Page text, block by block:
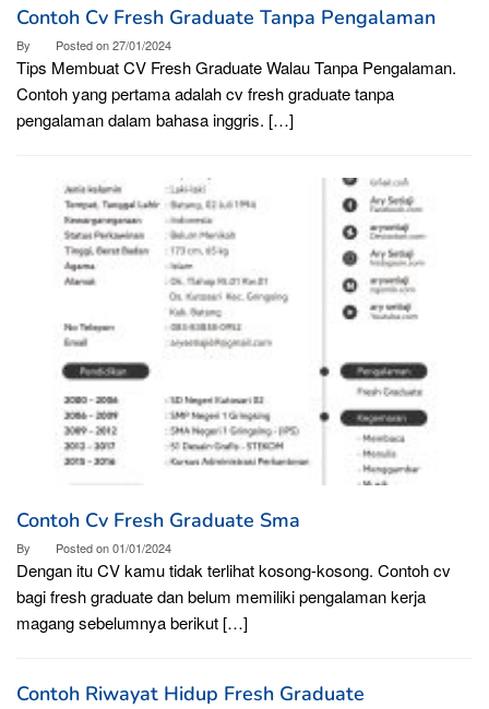
Contoh Cv Fresh Graduate Tanpa Pengalaman
By Posted on27/01/2024
Tips Membuat CV Fresh Graduate Walau Tanpa Pengalaman.
Contoh yang pertama adalah cv fresh graduate tanpa
pengalaman dalam bahasa inggris. […]
Contoh Cv Fresh Graduate Sma
By Posted on01/01/2024
Dengan itu CV kamu tidak terlihat kosong-kosong. Contoh cv
bagi fresh graduate dan belum memiliki pengalaman kerja
magang sebelumnya berikut […]
Contoh Riwayat Hidup Fresh Graduate